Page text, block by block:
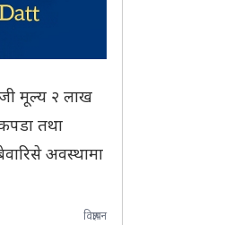
मूल्य २ लाख
तथा
अवस्थामा
विज्ञापन